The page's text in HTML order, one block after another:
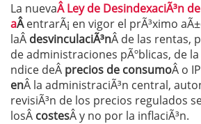
La nuevaÂ Ley de DesindexaciÃ³n
aÂentrarÃ¡ en vigor el prÃ³ximo
laÂ desvinculaciÃ³nÂ de las rentas,
de administraciones pÃºblicas, de
ndice deÂ precios de consumoÂ o
enÂ la administraciÃ³n central,
revisiÃ³n de los precios regulados
losÂ costesÂ y no por la inflaciÃ³n.